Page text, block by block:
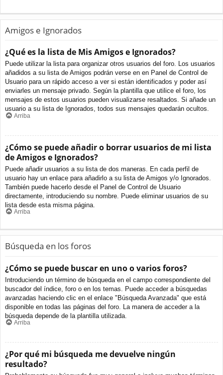
Amigos e Ignorados
¿Qué es la lista de Mis Amigos e Ignorados?
Puede utilizar la lista para organizar otros usuarios del foro. Los usuarios
añadidos a su lista de Amigos podrán verse en en Panel de Control de
Usuario para un rápido acceso a ver si están identificados y poder así
enviarles un mensaje privado. Según la plantilla que utilice el foro, los
mensajes de estos usuarios pueden visualizarse resaltados. Si añade un
usuario a su lista de Ignorados, todos sus mensajes quedarán ocultos.
Arriba
¿Cómo se puede añadir o borrar usuarios de mi lista
de Amigos e Ignorados?
Puede añadir usuarios a su lista de dos maneras. En cada perfil de
usuario hay un enlace para añadirlo a su lista de Amigos y/o Ignorados.
También puede hacerlo desde el Panel de Control de Usuario
directamente, introduciendo su nombre. Puede eliminar usuarios de su
lista desde esta misma página.
Arriba
Búsqueda en los foros
¿Cómo se puede buscar en uno o varios foros?
Introduciendo un término de búsqueda en el campo correspondiente del
buscador del índice, foro o en los temas. Puede acceder a búsquedas
avanzadas haciendo clic en el enlace "Búsqueda Avanzada" que está
disponible en todas las páginas del foro. La manera de acceder a la
búsqueda depende de la plantilla utilizada.
Arriba
¿Por qué mi búsqueda me devuelve ningún
resultado?